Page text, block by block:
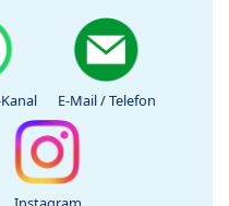
E-Mail / Telefon